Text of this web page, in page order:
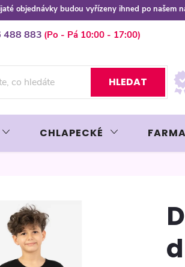
objednávky budou vyřízeny ihned po našem
488 883
Podmínky ochrany osobních údajů
HLEDAT
CHLAPECKÉ